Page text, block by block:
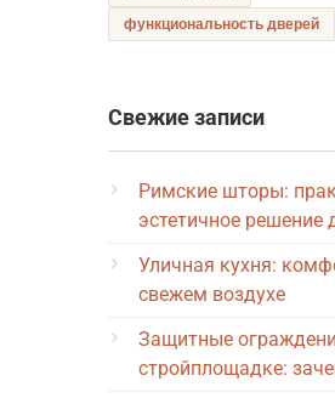
функциональность дверей
Свежие записи
Римские шторы:
эстетичное решение
Уличная кухня:
свежем воздухе
Защитные
стройплощадке: